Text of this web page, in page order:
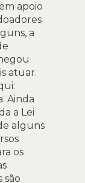
apoio
a
atuar.
Ainda
a Lei
alguns
os
são